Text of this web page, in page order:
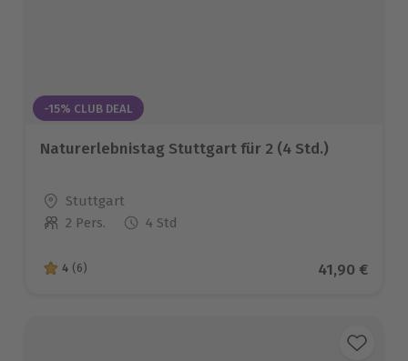
-15% CLUB DEAL
Naturerlebnistag Stuttgart für 2 (4 Std.)
Standort
Stuttgart
Anzahl der Teilnehmer
2 Pers. 4 Std
4 von 5 Sternen basierend auf 6 Bewertungen
4 (6) Aktueller
41,90 €